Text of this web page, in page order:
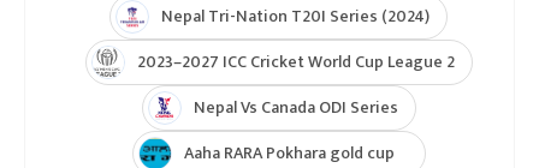
Nepal Tri-Nation T20I Series (2024)
2023–2027 ICC Cricket World Cup League 2
Nepal Vs Canada ODI Series
Aaha RARA Pokhara gold cup